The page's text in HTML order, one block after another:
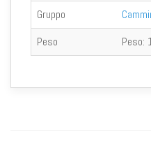
Gruppo
Peso
Peso: